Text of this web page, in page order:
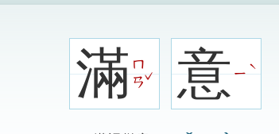
搜
鍵
滿ㄇ
ㄢ
ˇ 意ㄧ
ˋ